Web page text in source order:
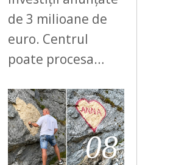
de 3 milioane de
euro. Centrul
poate procesa…
08